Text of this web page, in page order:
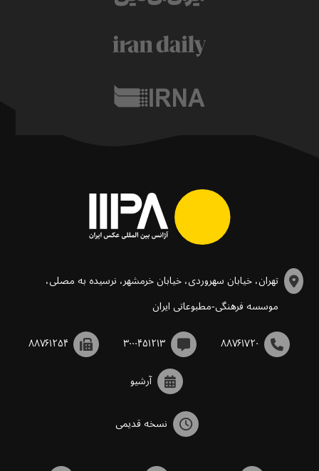
تهران، خیابان سهروردی، خیابان خرمشهر، نرسیده به مصلی،
موسسه فرهنگی-مطبوعاتی ایران
۸۸۷۶۱۷۲۰ ۳۰۰۰۴۵۱۲۱۳ ۸۸۷۶۱۲۵۴
آرشیو
نسخه قدیمی